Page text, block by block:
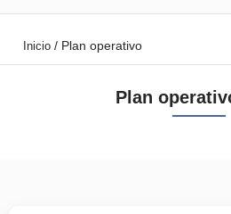
Inicio / Plan operativo
Plan